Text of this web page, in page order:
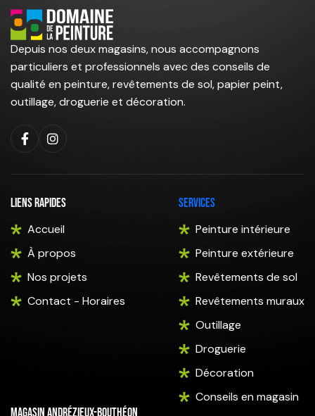
Depuis nos deux magasins, nous accompagnons
particuliers et professionnels avec des conseils de
qualité en peinture, revêtements de sol, papier peint,
outillage, droguerie et décoration.
Liens rapides
Accueil
À propos
Nos projets
Contact - Horaires
Services
Peinture intérieure
Peinture extérieure
Revêtements de sol
Revêtements muraux
Outillage
Droguerie
Décoration
Conseils en magasin